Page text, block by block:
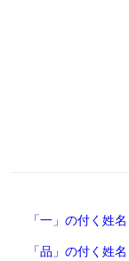
「一」の付く姓名
「品」の付く姓名